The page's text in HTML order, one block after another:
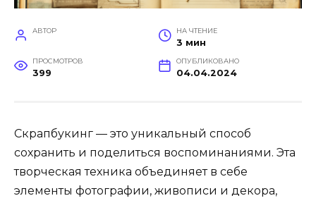
АВТОР НА ЧТЕНИЕ
3 мин
ПРОСМОТРОВ
399
ОПУБЛИКОВАНО
04.04.2024
Скрапбукинг — это уникальный способ
сохранить и поделиться воспоминаниями. Эта
творческая техника объединяет в себе
элементы фотографии, живописи и декора,